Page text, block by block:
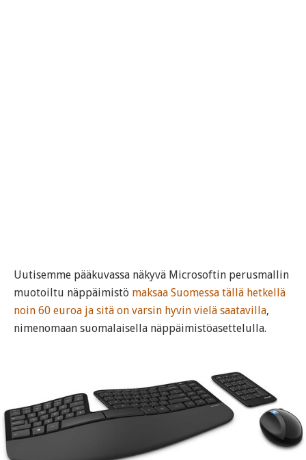
Uutisemme pääkuvassa näkyvä Microsoftin perusmallin
muotoiltu näppäimistö maksaa Suomessa tällä hetkellä
noin 60 euroa ja sitä on varsin hyvin vielä saatavilla,
nimenomaan suomalaisella näppäimistöasettelulla.